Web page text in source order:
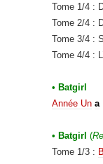
Tome 1/4 :
Tome 2/4 :
Tome 3/4 :
Tome 4/4 :
• Batgirl
Année Un a
• Batgirl (
Tome 1/3 :